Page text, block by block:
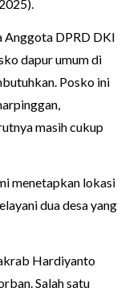
Anggota DPRD DKI
dapur umum di
Posko ini
masih cukup
menetapkan lokasi
dua desa yang
Hardiyanto
Salah satu